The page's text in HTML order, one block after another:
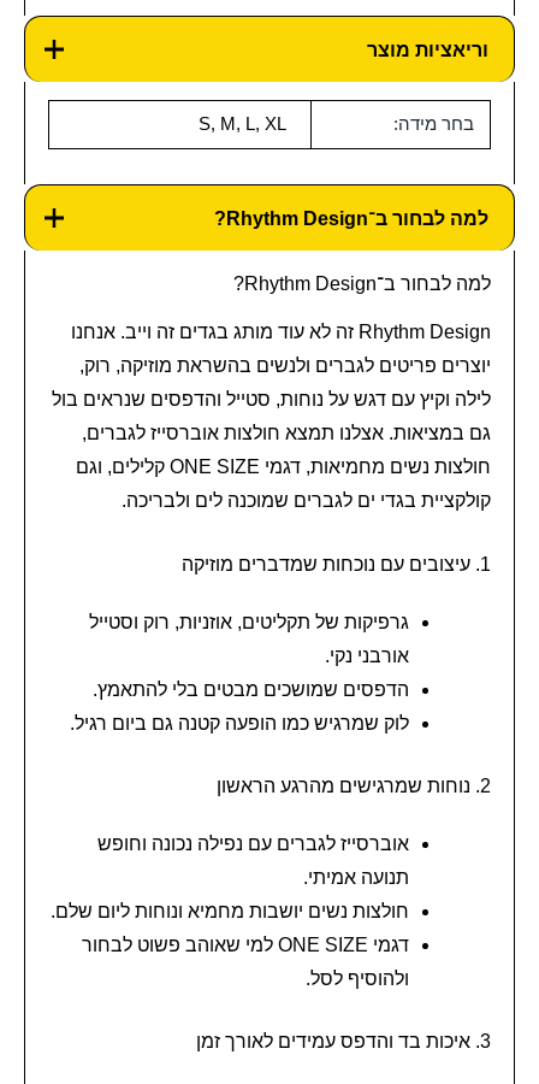
וריאציות מוצר
בחר מידה: S, M, L, XL
למה לבחור ב־Rhythm Design?
למה לבחור ב־Rhythm Design?
Rhythm Design זה לא עוד מותג בגדים זה וייב. אנחנו
יוצרים פריטים לגברים ולנשים בהשראת מוזיקה, רוק,
לילה וקיץ עם דגש על נוחות, סטייל והדפסים שנראים בול
גם במציאות. אצלנו תמצא חולצות אוברסייז לגברים,
חולצות נשים מחמיאות, דגמי ONE SIZE קלילים, וגם
קולקציית בגדי ים לגברים שמוכנה לים ולבריכה.
1. עיצובים עם נוכחות שמדברים מוזיקה
גרפיקות של תקליטים, אוזניות, רוק וסטייל
אורבני נקי.
הדפסים שמושכים מבטים בלי להתאמץ.
לוק שמרגיש כמו הופעה קטנה גם ביום רגיל.
2. נוחות שמרגישים מהרגע הראשון
אוברסייז לגברים עם נפילה נכונה וחופש
תנועה אמיתי.
חולצות נשים יושבות מחמיא ונוחות ליום שלם.
דגמי ONE SIZE למי שאוהב פשוט לבחור
ולהוסיף לסל.
3. איכות בד והדפס עמידים לאורך זמן